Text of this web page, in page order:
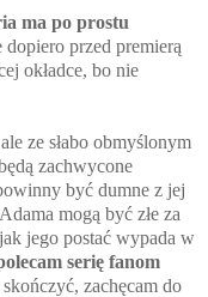
ma po prostu
dopiero przed premierą
okładce, bo nie
ze słabo obmyślonym
zachwycone
być dumne z jej
mogą być złe za
jego postać wypada w
serię fanom
zachęcam do